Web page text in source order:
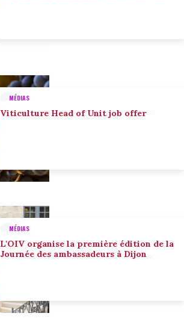
MÉDIAS
Viticulture Head of Unit job offer
MÉDIAS
L'OIV organise la première édition de la
Journée des ambassadeurs à Dijon